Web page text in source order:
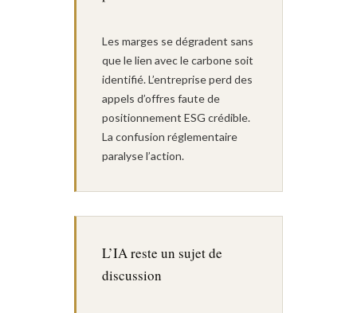
Les marges se dégradent sans
que le lien avec le carbone soit
identifié. L’entreprise perd des
appels d’offres faute de
positionnement ESG crédible.
La confusion réglementaire
paralyse l’action.
L’IA reste un sujet de
discussion